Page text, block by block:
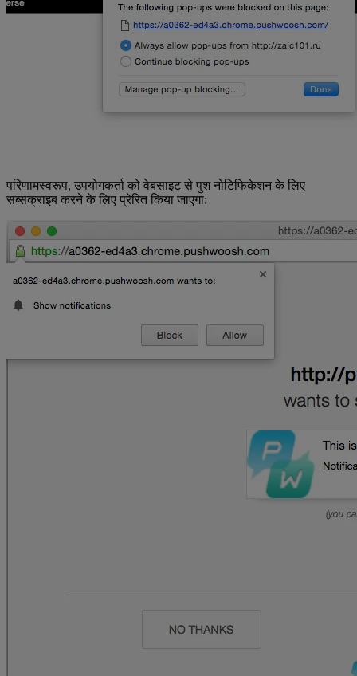
परिणामस्वरूप, उपयोगकर्ता को वेबसाइट से पुश नोटिफिकेशन के लिए
सब्सक्राइब करने के लिए प्रेरित किया जाएगा: